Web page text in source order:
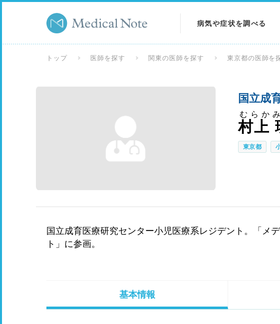
病気や症状を調べる
検査を調べる
トップ 医師を探す 関東の医師を探す 東京都の医師を
国立成
村上
むらか
東京都
国立成育医療研究センター小児医療系レジデント。「メ
ト」に参画。
基本情報